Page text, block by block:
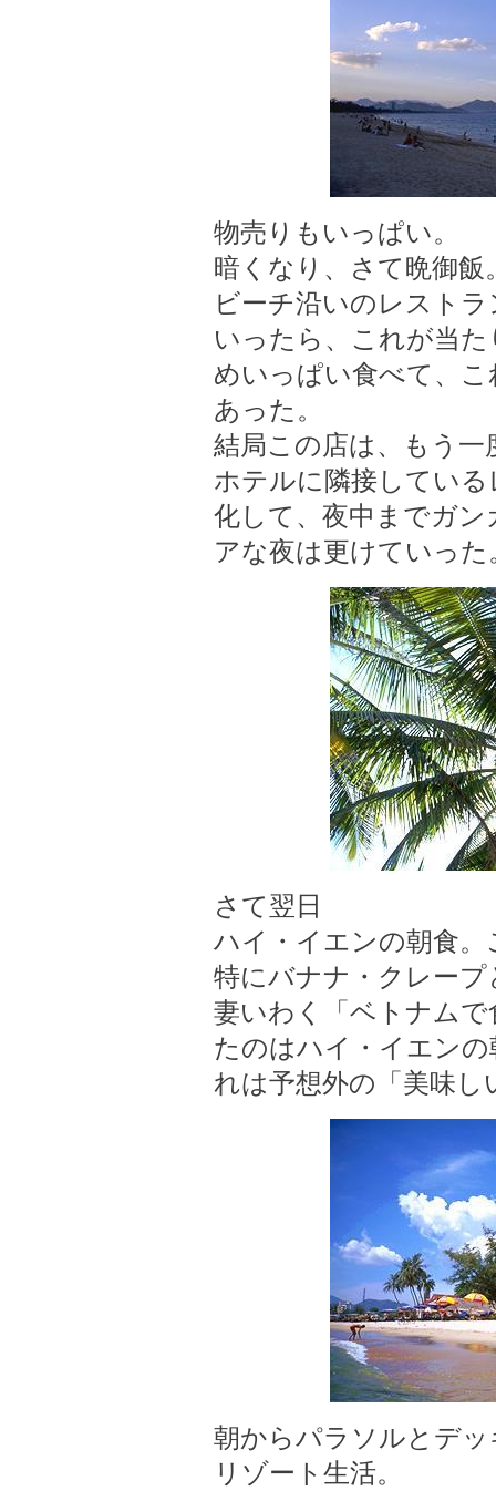
物売りもいっぱい。
暗くなり、さて晩御飯
ビーチ沿いのレスト
いったら、これが当た
めいっぱい食べて、
あった。
結局この店は、もう
ホテルに隣接してい
化して、夜中までガ
アな夜は更けていった
さて翌日
ハイ・イエンの朝食。
特にバナナ・クレープ
妻いわく「ベトナム
たのはハイ・イエン
れは予想外の「美味
朝からパラソルとデ
リゾート生活。